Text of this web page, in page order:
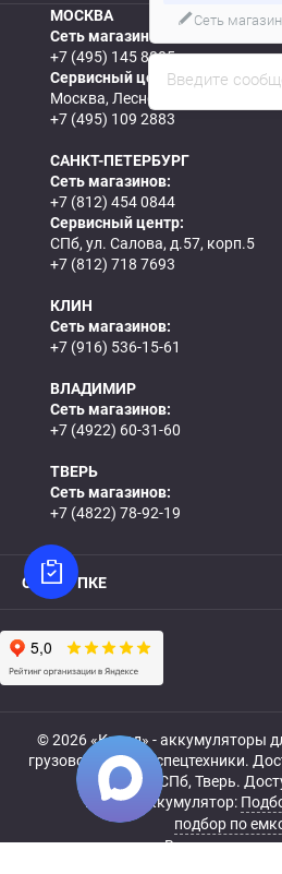
МОСКВА
Сеть магазинов:
+7 (495) 145 8805
Сервисный центр:
Москва, Леснорядский пер., д.
+7 (495) 109 2883
САНКТ-ПЕТЕРБУРГ
Сеть магазинов:
+7 (812) 454 0844
Сервисный центр:
СПб, ул. Салова, д.57, корп.5
+7 (812) 718 7693
КЛИН
Сеть магазинов:
+7 (916) 536-15-61
ВЛАДИМИР
Сеть магазинов:
+7 (4922) 60-31-60
ТВЕРЬ
Сеть магазинов:
+7 (4822) 78-92-19
О ПОКУПКЕ
© 2026 «Катод» - аккумуляторы
грузовой, мото- и спецтехники.
МСК, СПб, Тверь.
Купить аккумулятор:
подбор по
Все права
Введите
Сеть